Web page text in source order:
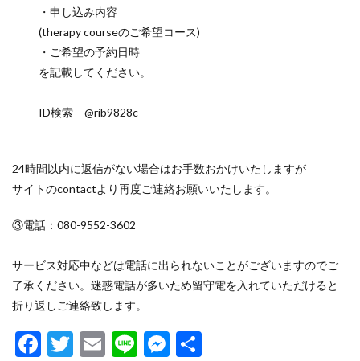
・申し込み内容
(therapy courseのご希望コース)
・ご希望の予約日時
を記載してください。
ID検索 @rib9828c
24時間以内に返信がない場合はお手数おかけいたしますが
サイトのcontactより再度ご連絡お願いいたします。
③電話：080-9552-3602
サービス対応中などは電話に出られないことがございますのでご
了承ください。迷惑電話が多いため留守電を入れていただけると
折り返しご連絡致します。
F
T
E
Li M